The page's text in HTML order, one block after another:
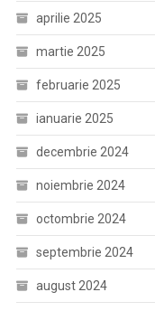
aprilie 2025
martie 2025
februarie 2025
ianuarie 2025
decembrie 2024
noiembrie 2024
octombrie 2024
septembrie 2024
august 2024